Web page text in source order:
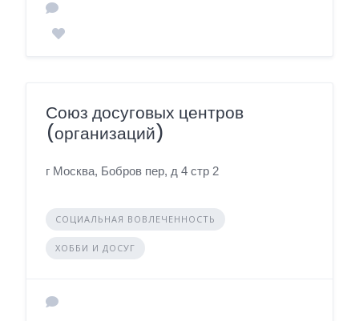
Союз досуговых центров
(организаций)
г Москва, Бобров пер, д 4 стр 2
СОЦИАЛЬНАЯ ВОВЛЕЧЕННОСТЬ
ХОББИ И ДОСУГ